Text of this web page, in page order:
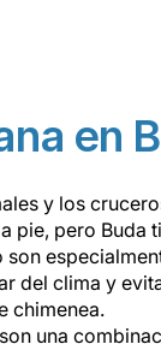
en
y los
pie, pero Buda
del clima y
chimenea.
una